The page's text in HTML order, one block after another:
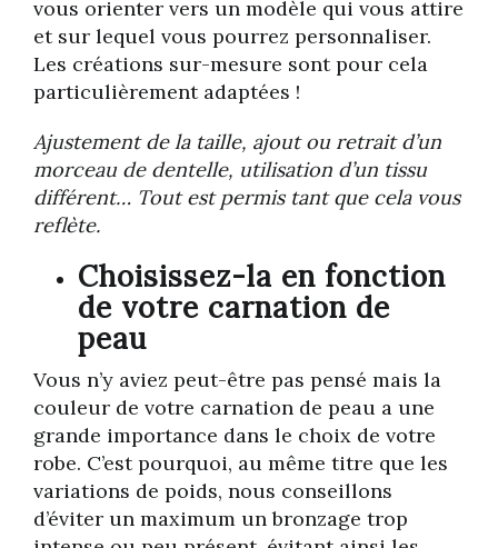
vous orienter vers un modèle qui vous attire
et sur lequel vous pourrez personnaliser.
Les créations sur-mesure sont pour cela
particulièrement adaptées !
Ajustement de la taille, ajout ou retrait d’un
morceau de dentelle, utilisation d’un tissu
différent… Tout est permis tant que cela vous
reflète.
Choisissez-la en fonction
de votre carnation de
peau
Vous n’y aviez peut-être pas pensé mais la
couleur de votre carnation de peau a une
grande importance dans le choix de votre
robe. C’est pourquoi, au même titre que les
variations de poids, nous conseillons
d’éviter un maximum un bronzage trop